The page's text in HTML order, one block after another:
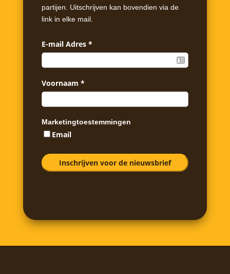
partijen. Uitschrijven kan bovendien via de
link in elke mail.
E-mail Adres *
Voornaam *
Marketingtoestemmingen
Email